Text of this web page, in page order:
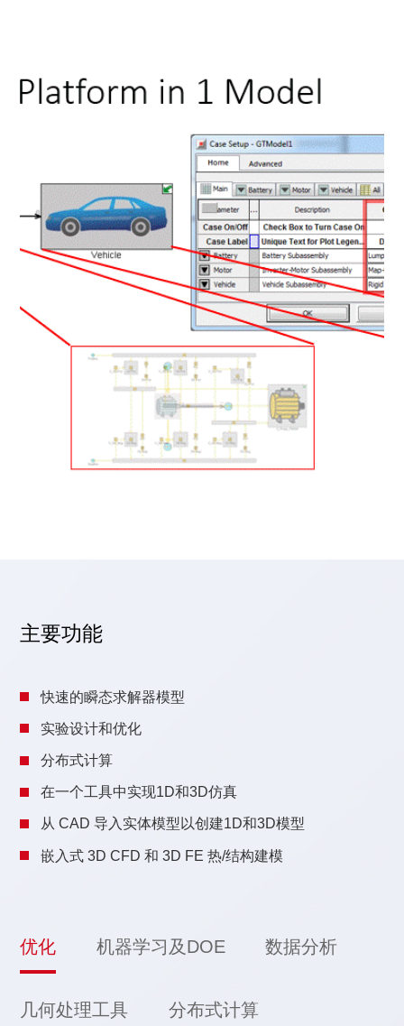
主要功能
快速的瞬态求解器模型
实验设计和优化
分布式计算
在一个工具中实现1D和3D仿真
从 CAD 导入实体模型以创建1D和3D模型
嵌入式 3D CFD 和 3D FE 热/结构建模
优化 机器学习及DOE 数据分析
几何处理工具 分布式计算